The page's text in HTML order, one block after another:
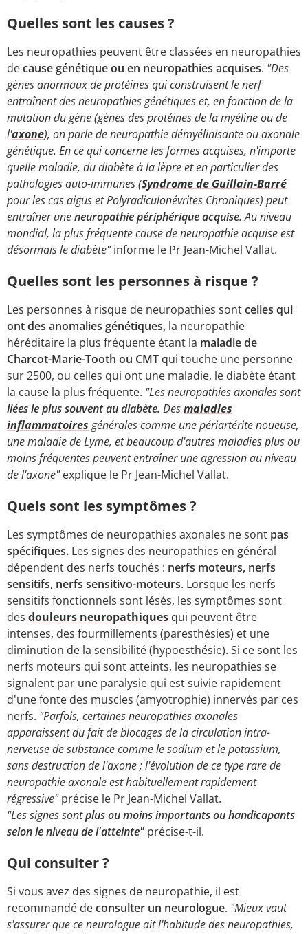
Quelles sont les causes ?
Les neuropathies peuvent être classées en neuropathies
decause génétique ou en neuropathies acquises. "Des
gènes anormaux de protéines qui construisent le nerf
entraînent des neuropathies génétiques et, en fonction de la
mutation du gène (gènes des protéines de la myéline ou de
l'axone), on parle de neuropathie démyélinisante ou axonale
génétique. En ce qui concerne les formes acquises, n'importe
quelle maladie, du diabète à la lèpre et en particulier des
pathologies auto-immunes (Syndrome de Guillain-Barré
pour les cas aigus et Polyradiculonévrites Chroniques) peut
entraîner uneneuropathie périphérique acquise. Au niveau
mondial, la plus fréquente cause de neuropathie acquise est
désormais le diabète"informe le Pr Jean-Michel Vallat.
Quelles sont les personnes à risque ?
Les personnes à risque de neuropathies sontcelles qui
ont des anomalies génétiques, la neuropathie
héréditaire la plus fréquente étant la maladie de
Charcot-Marie-Tooth ou CMT qui touche une personne
sur 2500, ou celles qui ont une maladie, le diabète étant
la cause la plus fréquente. "Les neuropathies axonales sont
liées le plus souvent au diabète. Desmaladies
inflammatoires générales comme une périartérite noueuse,
une maladie de Lyme, et beaucoup d'autres maladies plus ou
moins fréquentes peuvent entraîner une agression au niveau
de l'axone"explique le Pr Jean-Michel Vallat.
Quels sont les symptômes ?
Les symptômes de neuropathies axonales ne sont pas
spécifiques. Les signes des neuropathies en général
dépendent des nerfs touchés : nerfs moteurs, nerfs
sensitifs, nerfs sensitivo-moteurs. Lorsque les nerfs
sensitifs fonctionnels sont lésés, les symptômes sont
des douleurs neuropathiques qui peuvent être
intenses, des fourmillements (paresthésies) et une
diminution de la sensibilité (hypoesthésie). Si ce sont les
nerfs moteurs qui sont atteints, les neuropathies se
signalent par une paralysie qui est suivie rapidement
d'une fonte des muscles (amyotrophie) innervés par ces
nerfs. "Parfois, certaines neuropathies axonales
apparaissent du fait de blocages de la circulation intra-
nerveuse de substance comme le sodium et le potassium,
sans destruction de l'axone ; l'évolution de ce type rare de
neuropathie axonale est habituellement rapidement
régressive"précise le Pr Jean-Michel Vallat.
"Les signes sontplus ou moins importants ou handicapants
selon le niveau de l'atteinte" précise-t-il.
Qui consulter ?
Si vous avez des signes de neuropathie, il est
recommandé deconsulter un neurologue. "Mieux vaut
s'assurer que ce neurologue ait l'habitude des neuropathies,